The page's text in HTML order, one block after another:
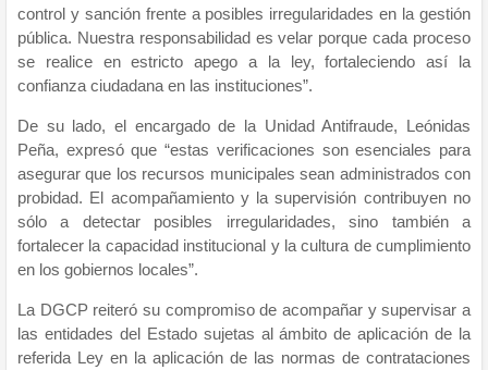
control y sanción frente a posibles irregularidades en la gestión
pública. Nuestra responsabilidad es velar porque cada proceso
se realice en estricto apego a la ley, fortaleciendo así la
confianza ciudadana en las instituciones”.
De su lado, el encargado de la Unidad Antifraude, Leónidas
Peña, expresó que “estas verificaciones son esenciales para
asegurar que los recursos municipales sean administrados con
probidad. El acompañamiento y la supervisión contribuyen no
sólo a detectar posibles irregularidades, sino también a
fortalecer la capacidad institucional y la cultura de cumplimiento
en los gobiernos locales”.
La DGCP reiteró su compromiso de acompañar y supervisar a
las entidades del Estado sujetas al ámbito de aplicación de la
referida Ley en la aplicación de las normas de contrataciones